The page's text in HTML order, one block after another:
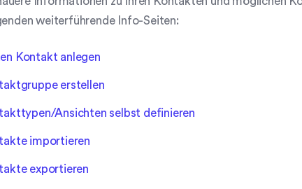
weiterführende Info-Seiten:
Kontakt anlegen
erstellen
Ansichten selbst definieren
importieren
exportieren